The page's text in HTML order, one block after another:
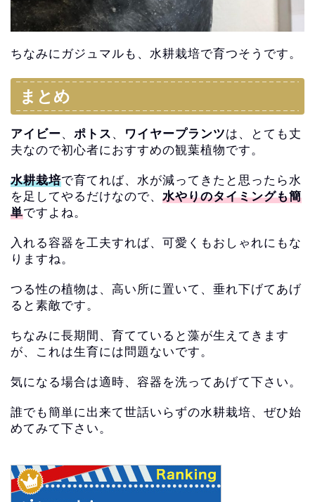
ちなみにガジュマルも、水耕栽培で育つそうです。
まとめ
アイビー、 ポトス 、 ワイヤープランツは、
とても丈
夫なので初心者におすすめの観葉植物です。
水耕栽培で育てれば、 水が減ってきたと思ったら水
を足してやるだけなので、 水やりのタイミングも簡
単ですよね。
入れる容器を工夫すれば、可愛くもおしゃれにもな
りますね。
つる性の植物は、高い所に置いて、垂れ下げてあげ
ると素敵です。
ちなみに長期間、育てていると藻が生えてきます
が、
これは生育には問題ないです。
気になる場合は適時、容器を洗ってあげて下さい。
誰でも簡単に出来て世話いらずの水耕栽培、 ぜひ始
めてみて下さい。